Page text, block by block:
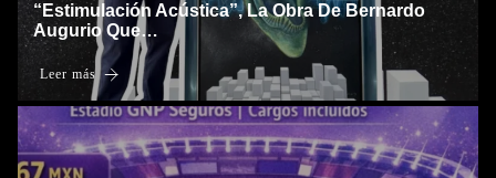
“Estimulación Acústica”, La Obra De Bernardo
Augurio Que…
Leer más